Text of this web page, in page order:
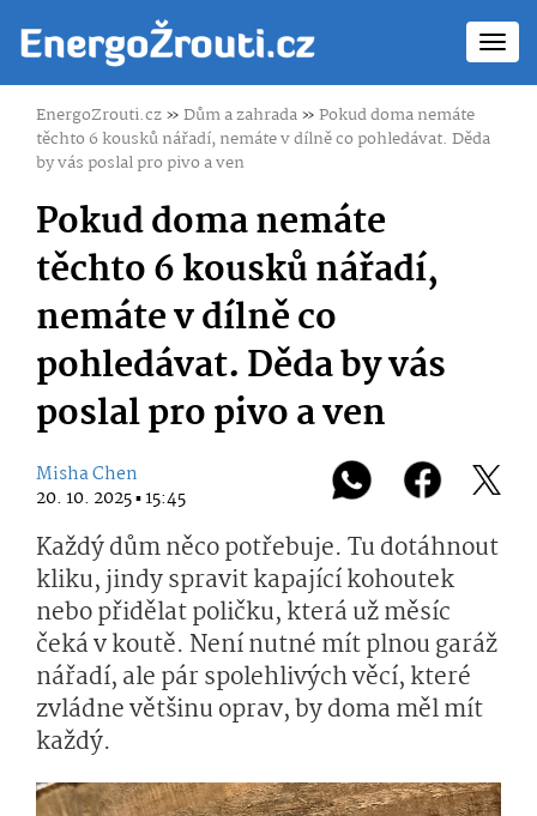
EnergoZrouti.cz»Dům a zahrada»Pokud doma nemáte
těchto 6 kousků nářadí, nemáte v dílně co pohledávat. Děda
by vás poslal pro pivo a ven
Pokud doma nemáte
těchto 6 kousků nářadí,
nemáte v dílně co
pohledávat. Děda by vás
poslal pro pivo a ven
Misha Chen
20. 10. 2025 ▪ 15:45
Každý dům něco potřebuje. Tu dotáhnout
kliku, jindy spravit kapající kohoutek
nebo přidělat poličku, která už měsíc
čeká v koutě. Není nutné mít plnou garáž
nářadí, ale pár spolehlivých věcí, které
zvládne většinu oprav, by doma měl mít
každý.